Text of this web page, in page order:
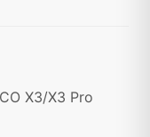
X3/X3 Pro